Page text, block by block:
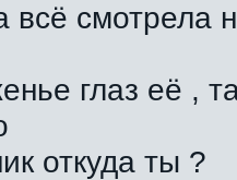
всё смотрела
глаз её ,
откуда ты ?